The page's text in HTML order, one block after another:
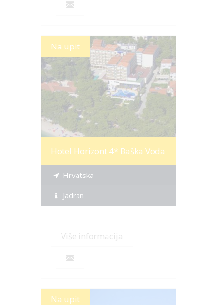
Na upit
Više informacija
Hotel Horizont 4* Baška Voda
Hrvatska
Jadran
Više informacija
Na upit